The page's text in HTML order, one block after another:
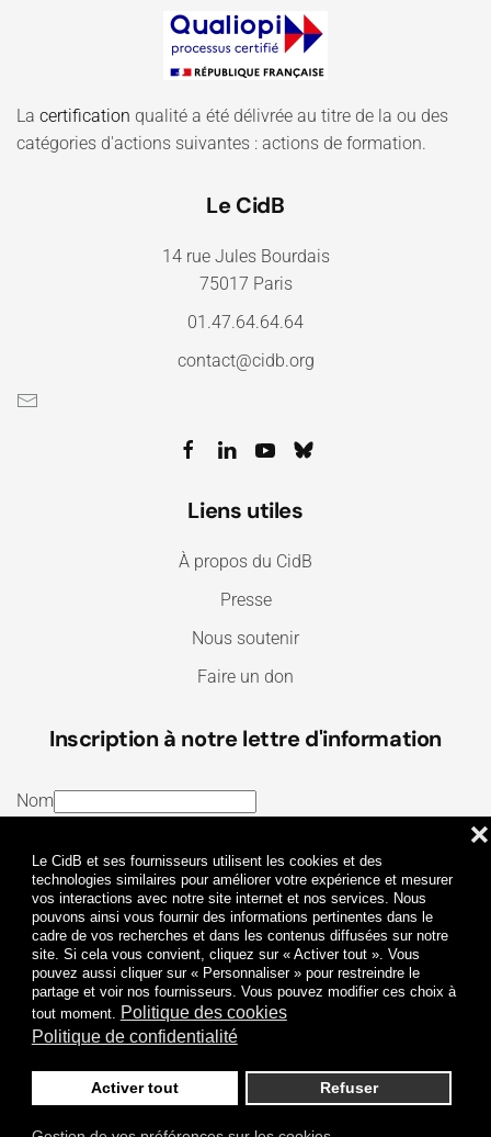
Le CidB et ses fournisseurs utilisent les cookies et des
technologies similaires pour améliorer votre expérience et mesurer
vos interactions avec notre site internet et nos services. Nous
pouvons ainsi vous fournir des informations pertinentes dans le
cadre de vos recherches et dans les contenus diffusées sur notre
site. Si cela vous convient, cliquez sur « Activer tout ». Vous
pouvez aussi cliquer sur « Personnaliser » pour restreindre le
partage et voir nos fournisseurs. Vous pouvez modifier ces choix à
tout moment. Politique des cookies
Politique de confidentialité
Activer tout Refuser
❌
La certification qualité a été délivrée au titre de la ou des
catégories d'actions suivantes : actions de formation.
Le CidB
14 rue Jules Bourdais
75017 Paris
01.47.64.64.64
contact@cidb.org
Liens utiles
À propos du CidB
Presse
Nous soutenir
Faire un don
Inscription à notre lettre d'information
Nom
J’ai lu et j’accepte lesTermes et conditionset la
Politique de confidentialité
Je m'abonne